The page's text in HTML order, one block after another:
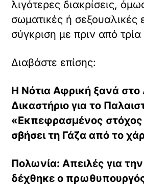
Back
To